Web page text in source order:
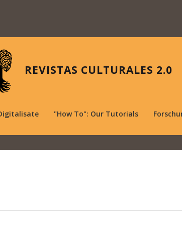
REVISTAS CULTURALES 2.0
"How To": Our Tutorials